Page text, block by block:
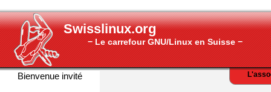
Swisslinux.org
− Le carrefour GNU/Linux en Suisse −
Bienvenue invité